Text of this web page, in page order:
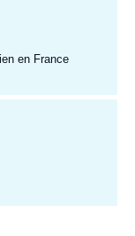
en France